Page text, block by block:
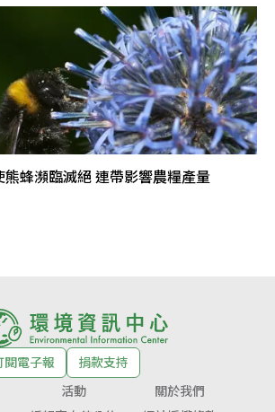
蜂瀕臨滅絕 連帶影響農糧產量
閱電子報
捐款支持
活動
關於我們